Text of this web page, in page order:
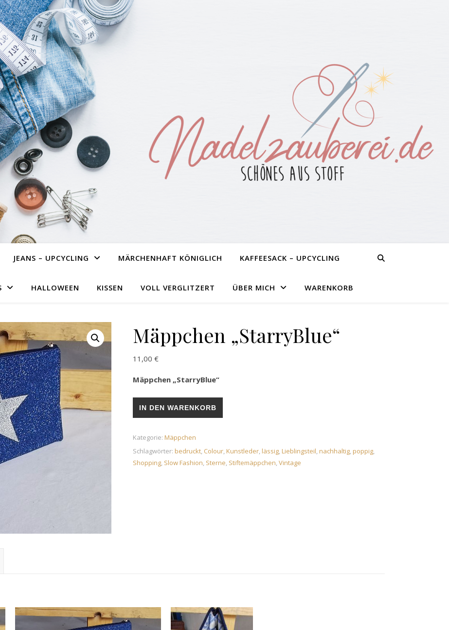
JEANS – UPCYCLING MÄRCHENHAFT KÖNIGLICH KAFFEESACK – UPCYCLING
HALLOWEEN KISSEN VOLL VERGLITZERT ÜBER MICH WARENKORB
Mäppchen „StarryBlue“
11,00 €
Mäppchen „StarryBlue“
Mäppchen „StarryBlue“ Menge
IN DEN WARENKORB
Kategorie: Mäppchen
Schlagwörter: bedruckt, Colour,Kunstleder,lässig,Lieblingsteil,nachhaltig,poppig,
Shopping, Slow Fashion, Sterne, Stiftemäppchen,Vintage